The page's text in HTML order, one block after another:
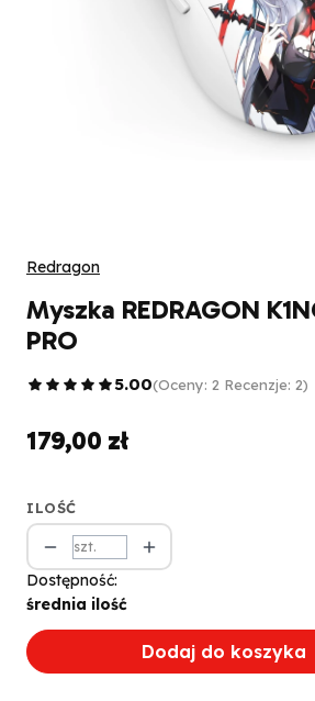
Redragon
Myszka REDRAGON
PRO
5.00(Oceny: 2 Recenzje: 2)
Cena
179,00 zł
ILOŚĆ
szt.
Dostępność:
średnia ilość
Dodaj do koszyka